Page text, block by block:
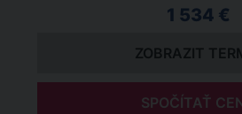
1 534 €
ZOBRAZIT
SPOČÍTAŤ